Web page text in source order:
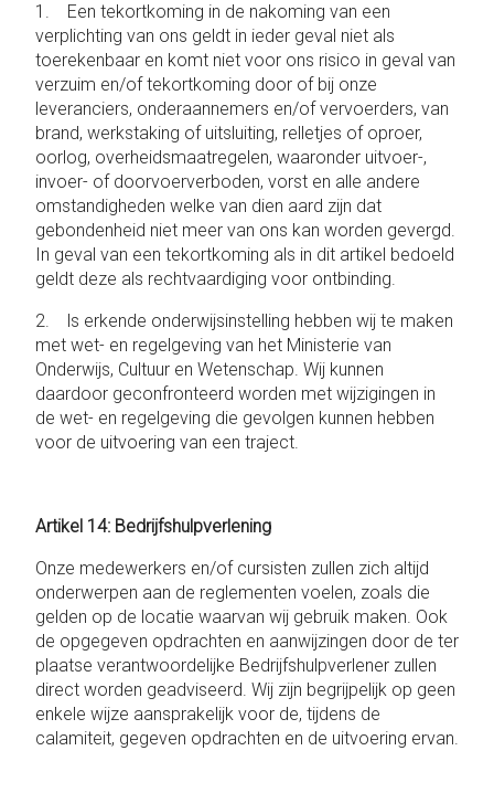
1. Een tekortkoming in de nakoming van een
verplichting van ons geldt in ieder geval niet als
toerekenbaar en komt niet voor ons risico in geval van
verzuim en/of tekortkoming door of bij onze
leveranciers, onderaannemers en/of vervoerders, van
brand, werkstaking of uitsluiting, relletjes of oproer,
oorlog, overheidsmaatregelen, waaronder uitvoer-,
invoer- of doorvoerverboden, vorst en alle andere
omstandigheden welke van dien aard zijn dat
gebondenheid niet meer van ons kan worden gevergd.
In geval van een tekortkoming als in dit artikel bedoeld
geldt deze als rechtvaardiging voor ontbinding.
2. ls erkende onderwijsinstelling hebben wij te maken
met wet- en regelgeving van het Ministerie van
Onderwijs, Cultuur en Wetenschap. Wij kunnen
daardoor geconfronteerd worden met wijzigingen in
de wet- en regelgeving die gevolgen kunnen hebben
voor de uitvoering van een traject.
Artikel 14: Bedrijfshulpverlening
Onze medewerkers en/of cursisten zullen zich altijd
onderwerpen aan de reglementen voelen, zoals die
gelden op de locatie waarvan wij gebruik maken. Ook
de opgegeven opdrachten en aanwijzingen door de ter
plaatse verantwoordelijke Bedrijfshulpverlener zullen
direct worden geadviseerd. Wij zijn begrijpelijk op geen
enkele wijze aansprakelijk voor de, tijdens de
calamiteit, gegeven opdrachten en de uitvoering ervan.